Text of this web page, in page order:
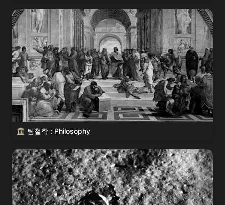
팀철학 : Philosophy